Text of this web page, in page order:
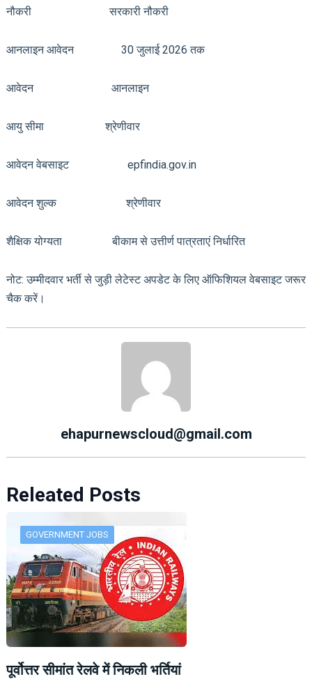
नौकरी सरकारी नौकरी
आनलाइन आवेदन 30 जुलाई 2026 तक
आवेदन आनलाइन
आयु सीमा श्रेणीवार
आवेदन वेबसाइट epfindia.gov.in
आवेदन शुल्क श्रेणीवार
शैक्षिक योग्यता बीकाम से उत्तीर्ण पात्रताएं निर्धारित
नोट: उम्मीदवार भर्ती से जुड़ी लेटेस्ट अपडेट के लिए ऑफिशियल वेबसाइट जरूर
चैक करें।
ehapurnewscloud@gmail.com
Releated Posts
GOVERNMENT JOBS
पूर्वोत्तर सीमांत रेलवे में निकली भर्तियां